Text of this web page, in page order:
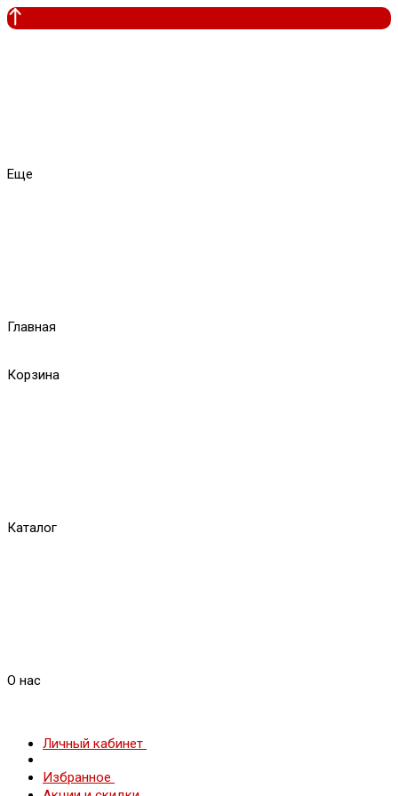
Еще
Главная
Корзина
Каталог
О нас
Личный кабинет
Избранное